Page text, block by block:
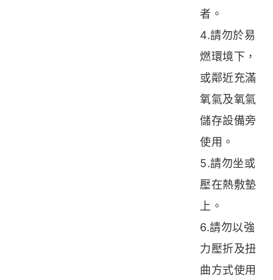
者。
4.請勿於易
燃環境下，
或鄰近充滿
氧氣及氧氣
儲存設備旁
使用。
5.請勿坐或
壓在熱敷墊
上。
6.請勿以強
力壓折及扭
曲方式使用